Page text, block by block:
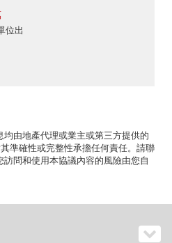
位出
由地產代理或業主或第三方提供的
準確性或完整性承擔任何責任。請聯
問和使用本協議內容的風險由您自